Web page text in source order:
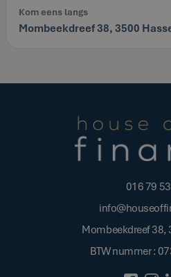
Kom eens langs
Mombeekdreef 38, 3500
016 79
Mombeekdreef 38,
BTW nummer :